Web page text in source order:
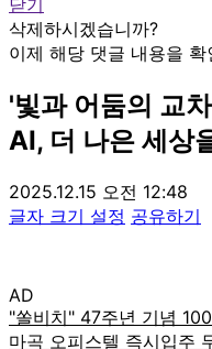
삭제하시겠습니까?
이제 해당 댓글 내용을
'빛과 어둠의 교
AI, 더 나은 세상
2025.12.15 오전 12:48
글자 크기 설정 공유하기
AD